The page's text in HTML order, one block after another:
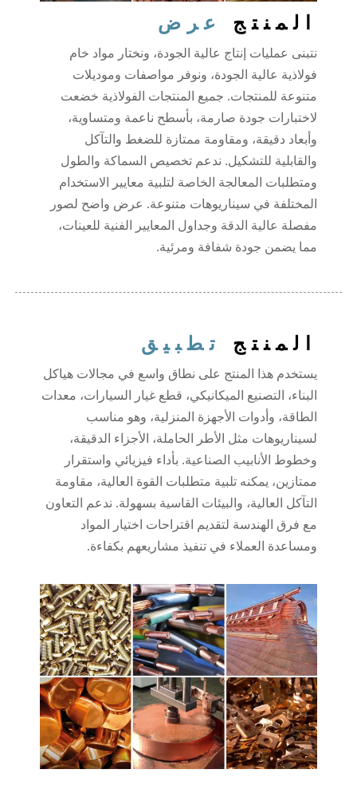
المنتج عرض
نتبنى عمليات إنتاج عالية الجودة، ونختار مواد خام
فولاذية عالية الجودة، ونوفر مواصفات وموديلات
متنوعة للمنتجات. جميع المنتجات الفولاذية خضعت
لاختبارات جودة صارمة، بأسطح ناعمة ومتساوية،
وأبعاد دقيقة، ومقاومة ممتازة للضغط والتآكل
والقابلية للتشكيل. ندعم تخصيص السماكة والطول
ومتطلبات المعالجة الخاصة لتلبية معايير الاستخدام
المختلفة في سيناريوهات متنوعة. عرض واضح لصور
مفصلة عالية الدقة وجداول المعايير الفنية للعينات،
مما يضمن جودة شفافة ومرئية.
المنتج تطبيق
يستخدم هذا المنتج على نطاق واسع في مجالات هياكل
البناء، التصنيع الميكانيكي، قطع غيار السيارات، معدات
الطاقة، وأدوات الأجهزة المنزلية، وهو مناسب
لسيناريوهات مثل الأطر الحاملة، الأجزاء الدقيقة،
وخطوط الأنابيب الصناعية. بأداء فيزيائي واستقرار
ممتازين، يمكنه تلبية متطلبات القوة العالية، مقاومة
التآكل العالية، والبيئات القاسية بسهولة. ندعم التعاون
مع فرق الهندسة لتقديم اقتراحات اختيار المواد
ومساعدة العملاء في تنفيذ مشاريعهم بكفاءة.